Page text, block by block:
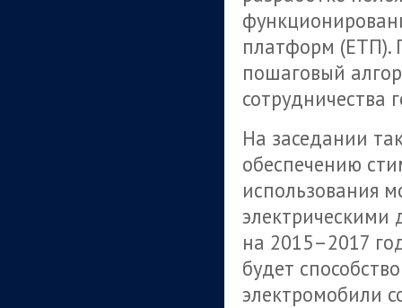
платформ (ЕТП).
пошаговый
сотрудничества
На заседании
обеспечению
использования
электрическими
на 2015–2017
будет
электромобили